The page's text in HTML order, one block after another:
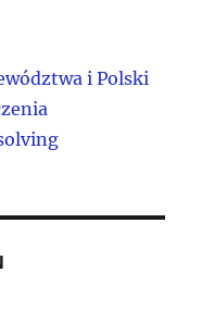
i Polski